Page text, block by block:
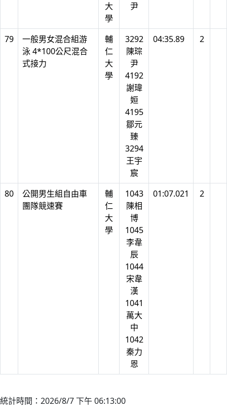
大
學
尹
79
一般男女混合組游
泳 4*100公尺混合
式接力
輔
仁
大
學
3292
陳琮
尹
4192
謝瑋
姮
4195
鄒元
臻
3294
王宇
宸
04:35.89 2
80
公開男生組自由車
團隊競速賽
輔
仁
大
學
1043
陳相
博
1045
李韋
辰
1044
宋韋
漢
1041
萬大
中
1042
秦力
恩
01:07.021 2
統計時間：2026/8/7 下午 06:13:00